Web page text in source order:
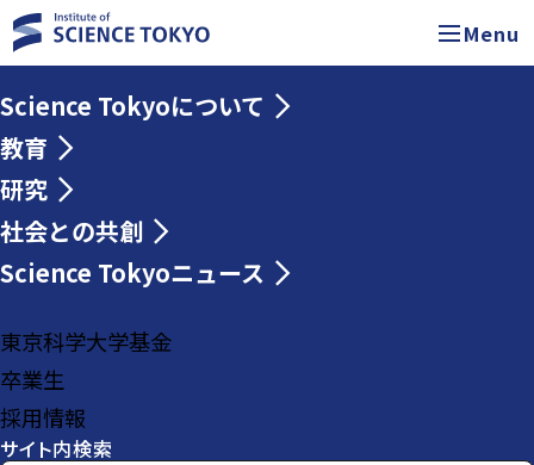
Menu
Science Tokyoについて
教育
研究
社会との共創
Science Tokyoニュース
東京科学大学基金
卒業生
採用情報
サイト内検索